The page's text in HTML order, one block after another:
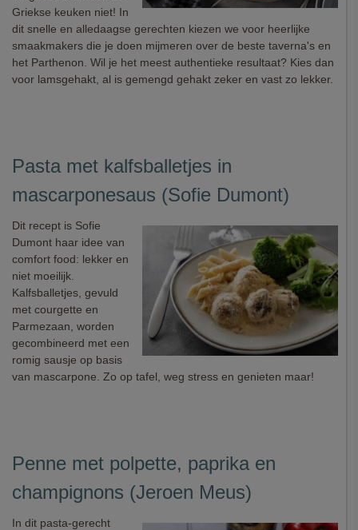
Griekse keuken niet! In
dit snelle en alledaagse gerechten kiezen we voor heerlijke
smaakmakers die je doen mijmeren over de beste taverna's en
het Parthenon. Wil je het meest authentieke resultaat? Kies dan
voor lamsgehakt, al is gemengd gehakt zeker en vast zo lekker.
Pasta met kalfsballetjes in
mascarponesaus (Sofie Dumont)
Dit recept is Sofie
Dumont haar idee van
comfort food: lekker en
niet moeilijk.
Kalfsballetjes, gevuld
met courgette en
Parmezaan, worden
gecombineerd met een
romig sausje op basis
van mascarpone. Zo op tafel, weg stress en genieten maar!
Penne met polpette, paprika en
champignons (Jeroen Meus)
In dit pasta-gerecht